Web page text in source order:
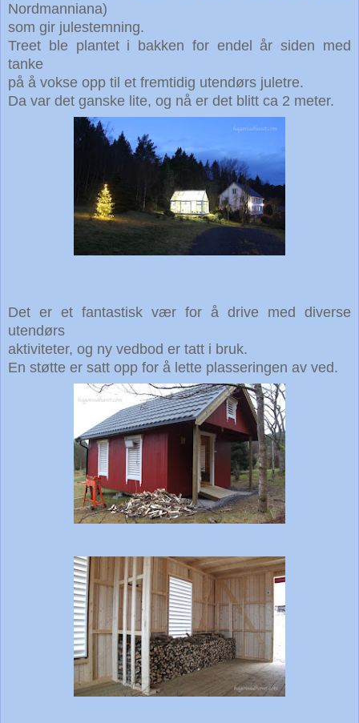
Nordmanniana)
som gir julestemning.
Treet ble plantet i bakken for endel år siden med
tanke
på å vokse opp til et fremtidig utendørs juletre.
Da var det ganske lite, og nå er det blitt ca 2 meter.
Det er et fantastisk vær for å drive med diverse
utendørs
aktiviteter, og ny vedbod er tatt i bruk.
En støtte er satt opp for å lette plasseringen av ved.